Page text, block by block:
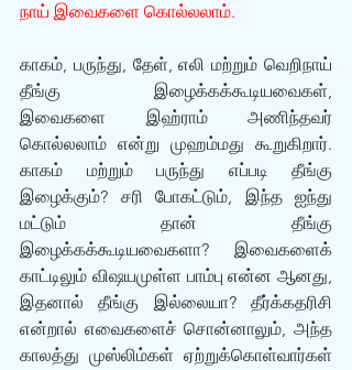
நாய் இவைகளை கொல்லலாம்.
காகம், பருந்து, தேள், எலி மற்றும் வெறிநாய்
தீங்கு இழைக்கக்கூடியவைகள்,
இவைகளை இஹ்ராம் அணிந்தவர்
கொல்லலாம் என்று முஹம்மது கூறுகிறார்.
காகம் மற்றும் பருந்து எப்படி தீங்கு
இழைக்கும்? சரி போகட்டும், இந்த ஐந்து
மட்டும் தான் தீங்கு
இழைக்கக்கூடியவைகளா? இவைகளைக்
காட்டிலும் விஷயமுள்ள பாம்பு என்ன ஆனது,
இதனால் தீங்கு இல்லையா? தீர்க்கதரிசி
என்றால் எவைகளைச் சொன்னாலும், அந்த
காலத்து முஸ்லிம்கள் ஏற்றுக்கொள்வார்கள்